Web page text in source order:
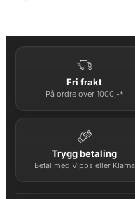
Fri frakt
På ordre over 1000,-*
Trygg betaling
Betal med Vipps eller Klarna